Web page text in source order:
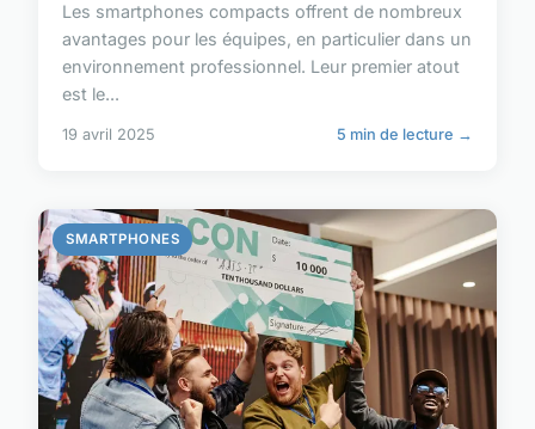
Les smartphones compacts offrent de nombreux
avantages pour les équipes, en particulier dans un
environnement professionnel. Leur premier atout
est le...
19 avril 2025 5 min de lecture →
SMARTPHONES